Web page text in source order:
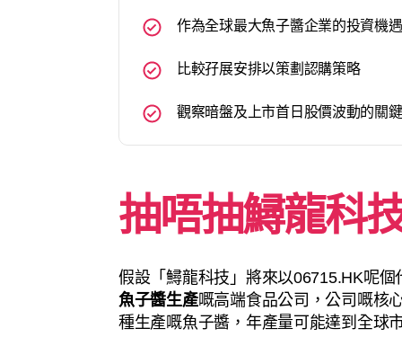
作為全球最大魚子醬企業的投資機
比較孖展安排以策劃認購策略
觀察暗盤及上市首日股價波動的關
抽唔抽鱘龍科
假設「鱘龍科技」將來以06715.HK呢
魚子醬生產嘅高端食品公司，公司嘅核
種生產嘅魚子醬，年產量可能達到全球